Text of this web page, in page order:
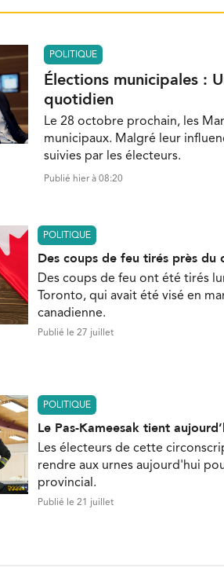
POLITIQUE
Élections municipales :
quotidien
Le 28 octobre prochain, les
municipaux. Malgré leur
suivies par les électeurs.
Publié hier à 08:20
POLITIQUE
Des coups de feu tirés près du
Des coups de feu ont été tirés
Toronto, qui avait été visé en
canadienne.
Publié le 27 juillet
POLITIQUE
Le Pas-Kameesak tient
Les électeurs de cette
rendre aux urnes aujourd'hui
provincial.
Publié le 21 juillet